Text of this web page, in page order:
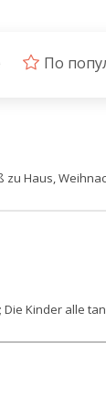
По
Haus,
Kinder alle